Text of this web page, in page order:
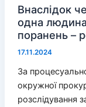
Внаслідок
одна
поранень –
17.11.2024
За
окружної
розслідування